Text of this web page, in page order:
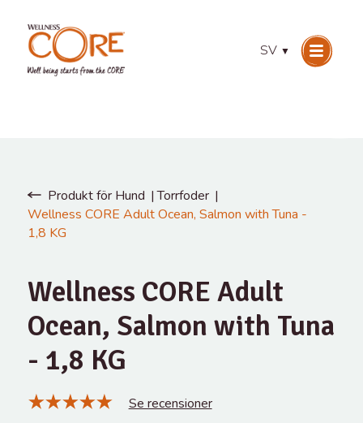
SV ▼
Produkt för Hund
Torrfoder
Wellness CORE Adult Ocean, Salmon with Tuna -
1,8 KG
Wellness CORE Adult
Ocean, Salmon with Tuna
- 1,8 KG
Se recensioner